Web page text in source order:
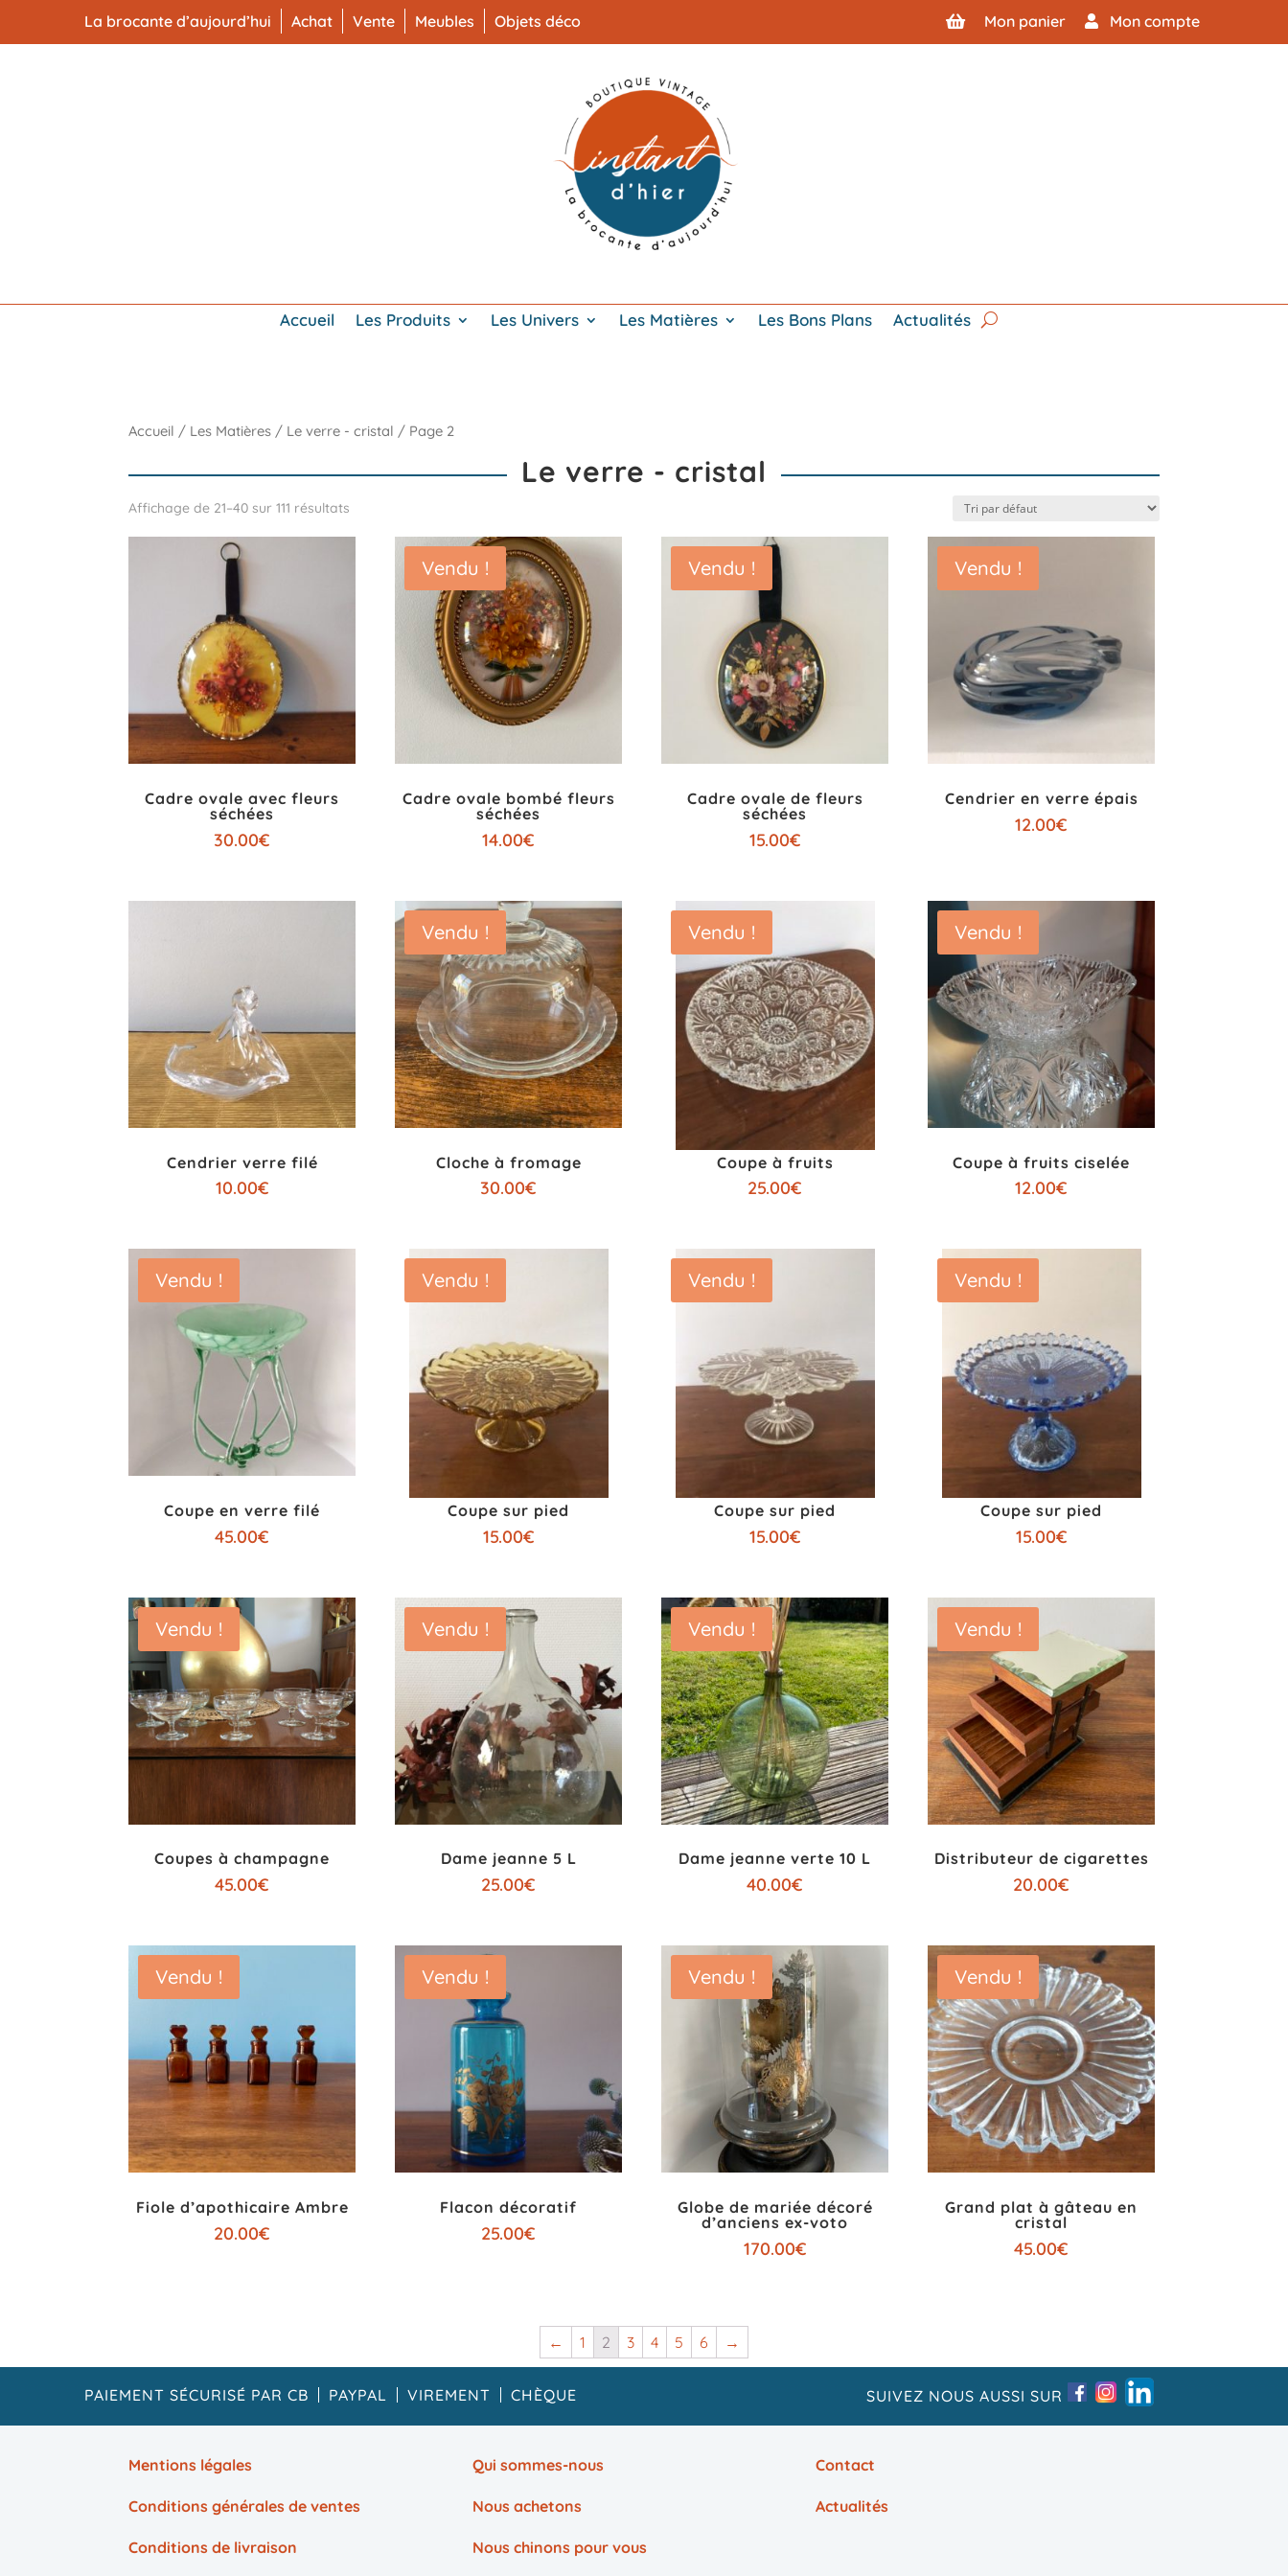
La brocante d’aujourd’hui Achat Vente Meubles Objets déco Mon compte
Mon panier
Accueil Les Produits Les Univers Les Matières Les Bons Plans Actualités
Accueil / Les Matières / Le verre - cristal / Page 2
Le verre - cristal
Affichage de 21–40 sur 111 résultats
Cadre ovale avec fleurs
séchées
30.00€
Cadre ovale bombé fleurs
séchées
14.00€
Vendu !
Cadre ovale de fleurs
séchées
15.00€
Vendu !
Cendrier en verre épais
12.00€
Vendu !
Cendrier verre filé
10.00€
Cloche à fromage
30.00€
Vendu !
Coupe à fruits
25.00€
Vendu !
Coupe à fruits ciselée
12.00€
Vendu !
Coupe en verre filé
45.00€
Vendu !
Coupe sur pied
15.00€
Vendu !
Coupe sur pied
15.00€
Vendu !
Coupe sur pied
15.00€
Vendu !
Coupes à champagne
45.00€
Vendu !
Dame jeanne 5 L
25.00€
Vendu !
Dame jeanne verte 10 L
40.00€
Vendu !
Distributeur de cigarettes
20.00€
Vendu !
Fiole d’apothicaire Ambre
20.00€
Vendu !
Flacon décoratif
25.00€
Vendu !
Globe de mariée décoré
d’anciens ex-voto
170.00€
Vendu !
Grand plat à gâteau en
cristal
45.00€
Vendu !
← 1 2 3 4 5 6 →
PAIEMENT SÉCURISÉ PAR CB PAYPAL VIREMENT CHÈQUE SUIVEZ NOUS AUSSI SUR
Mentions légales
Conditions générales de ventes
Conditions de livraison
Qui sommes-nous
Nous achetons
Nous chinons pour vous
Contact
Actualités